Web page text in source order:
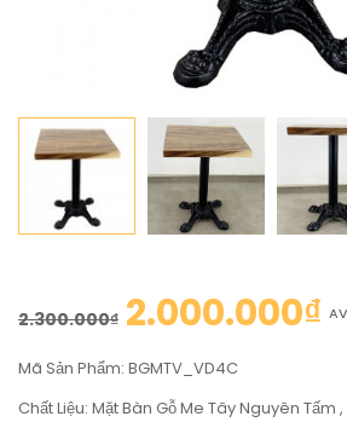
2.300.000₫ 2.000.000₫
Mã Sản Phẩm: BGMTV_VD4C
Chất Liệu: Mặt Bàn Gỗ Me Tây Nguyên